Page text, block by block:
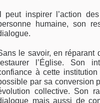
peut inspirer l’action
humaine, son
le savoir, en réparant
l’Église. Son
à cette
par sa conversion
collective. Son
mais aussi de